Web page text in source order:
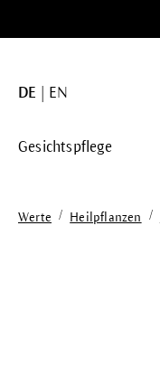
DE EN
Gesichtspflege
Werte / Heilpflanzen /